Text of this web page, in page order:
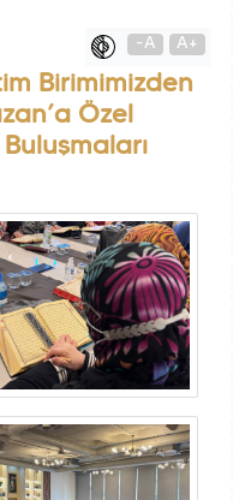
-A A+
Birimimizden
Özel